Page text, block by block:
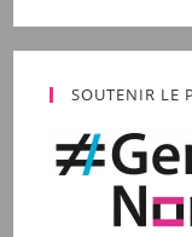
SOUTENIR LE